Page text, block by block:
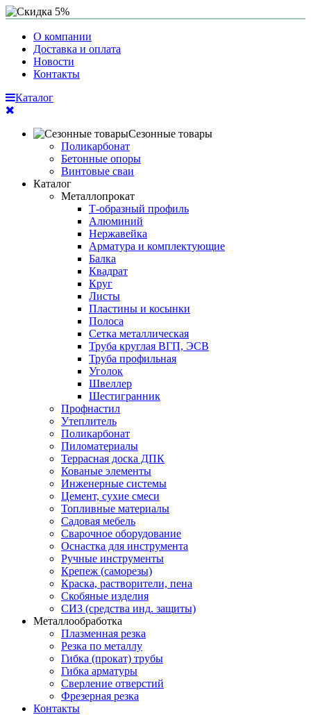
О компании
Доставка и оплата
Новости
Контакты
Каталог
Сезонные товары
Поликарбонат
Бетонные опоры
Винтовые сваи
Каталог
Металлопрокат
Т-образный профиль
Алюминий
Нержавейка
Арматура и комплектующие
Балка
Квадрат
Круг
Листы
Пластины и косынки
Полоса
Сетка металлическая
Труба круглая ВГП, ЭСВ
Труба профильная
Уголок
Швеллер
Шестигранник
Профнастил
Утеплитель
Поликарбонат
Пиломатериалы
Террасная доска ДПК
Кованые элементы
Инженерные системы
Цемент, сухие смеси
Топливные материалы
Садовая мебель
Сварочное оборудование
Оснастка для инструмента
Ручные инструменты
Крепеж (саморезы)
Краска, растворители, пена
Скобяные изделия
СИЗ (средства инд. защиты)
Металлообработка
Плазменная резка
Резка по металлу
Гибка (прокат) трубы
Гибка арматуры
Сверление отверстий
Фрезерная резка
Контакты